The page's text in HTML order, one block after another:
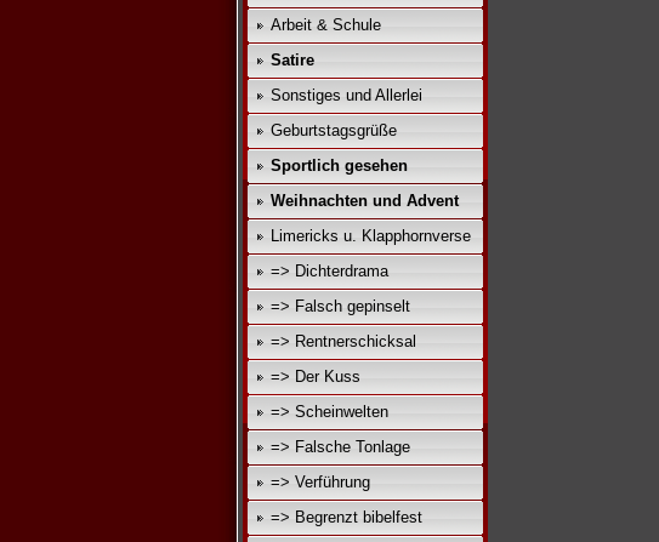
Arbeit & Schule
Satire
Sonstiges und Allerlei
Geburtstagsgrüße
Sportlich gesehen
Weihnachten und Advent
Limericks u. Klapphornverse
=> Dichterdrama
=> Falsch gepinselt
=> Rentnerschicksal
=> Der Kuss
=> Scheinwelten
=> Falsche Tonlage
=> Verführung
=> Begrenzt bibelfest